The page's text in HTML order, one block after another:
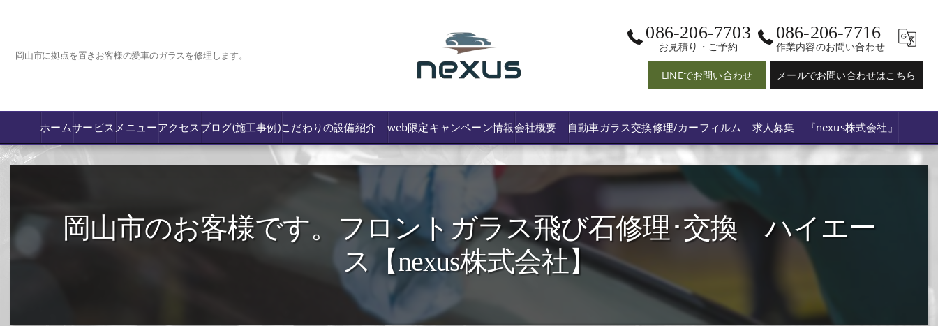
岡山市に拠点を置きお客様の愛車のガラスを修理します。
086-206-7703
お見積り・ご予約
086-206-7716
作業内容のお問い合わせ
LINEでお問い合わせ メールでお問い合わせはこちら
ホームサービス メニュー
フロントガラス飛び石傷/補修修理か交換/費用や保険修理の可否など解説
アクセス ブログ(施工事例)こだわりの設備紹介 web限定キャンペーン情報会社概要 自動車ガラス交換修理/カーフィルム 求人募集 『nexus株式会社』
岡山市のお客様です。フロントガラス飛び石修理･交換 ハイエー
ス【nexus株式会社】